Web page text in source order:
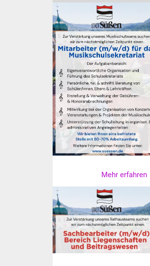
Mehr erfahren